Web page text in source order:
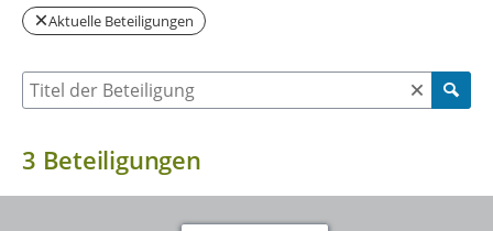
Aktuelle Beteiligungen
Suche nach Beteiligung
3 Beteiligungen